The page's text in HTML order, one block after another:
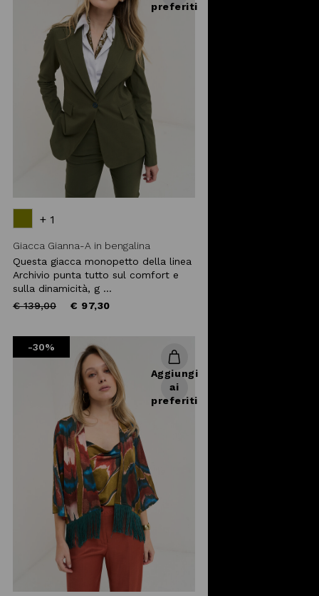
preferiti
+ 1
Giacca Gianna-A in bengalina
Questa giacca monopetto della linea
Archivio punta tutto sul comfort e
sulla dinamicità, g ...
Price
€ 139,00to € 97,30
-30%
Aggiungi
ai
preferiti